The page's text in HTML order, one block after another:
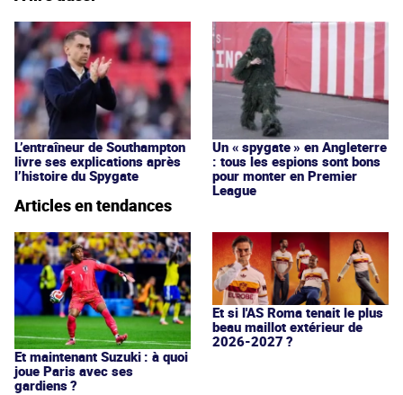
L’entraîneur de Southampton
livre ses explications après
l’histoire du Spygate
Un « spygate » en Angleterre
: tous les espions sont bons
pour monter en Premier
League
Articles en tendances
Et maintenant Suzuki : à quoi
joue Paris avec ses
gardiens ?
Et si l'AS Roma tenait le plus
beau maillot extérieur de
2026-2027 ?